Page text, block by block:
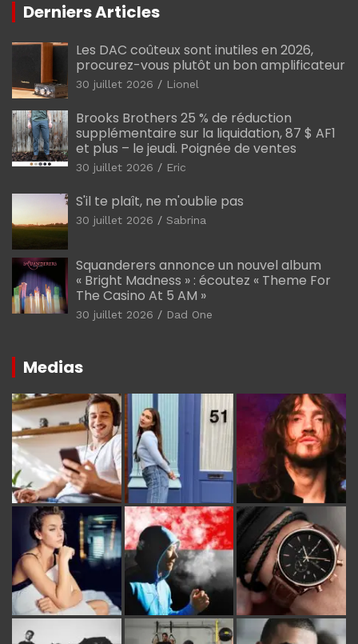
Derniers Articles
Les DAC coûteux sont inutiles en 2026,
procurez-vous plutôt un bon amplificateur
30 juillet 2026 Lionel
Brooks Brothers 25 % de réduction
supplémentaire sur la liquidation, 87 $ AF1
et plus – le jeudi. Poignée de ventes
30 juillet 2026 Eric
S'il te plaît, ne m'oublie pas
30 juillet 2026 Sabrina
Squanderers annonce un nouvel album
« Bright Madness » : écoutez « Theme For
The Casino At 5 AM »
30 juillet 2026 Dad One
Medias